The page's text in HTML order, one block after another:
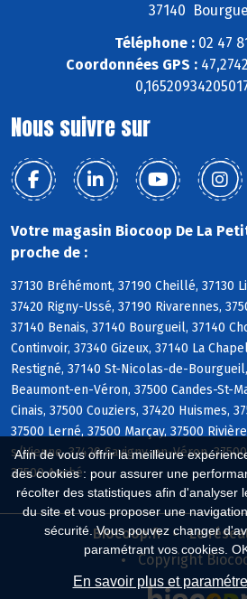
Afin de vous offrir la meilleure
des cookies : pour assurer une
récolter des statistiques afin d'analyser
du site et vous proposer une
sécurité. Vous pouvez changer
paramétrant vos cookies.
En savoir plus et
37140
Téléphone :02 47
Coordonnées GPS :
Nous suivre sur
Votre magasin Biocoop De La
proche de :
37130 Bréhémont, 37190 Cheillé, 37130
37420 Rigny-Ussé, 37190 Rivarennes,
37140 Benais, 37140 Bourgueil, 37140
Continvoir, 37340 Gizeux, 37140 La
Restigné, 37140 St-Nicolas-de-Bourgueil,
Beaumont-en-Véron, 37500 Candes-St-
Cinais, 37500 Couziers, 37420 Huismes,
37500 Lerné, 37500 Marçay, 37500
s/Vienne, 37420 Savigny-en-Véron,
37500 Anché
Biocoop.fr
Le
Copyright